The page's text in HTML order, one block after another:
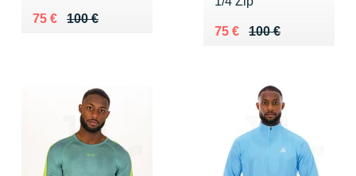
100 €
Au lieu de 100 €
75 €
Vendu 75 €
100 €
Au lieu de 100 €
75 €
Vendu 75 €